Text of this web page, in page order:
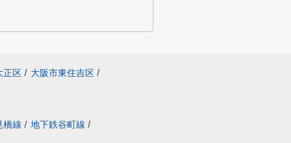
正区 / 大阪市東住吉区 /
橋線 / 地下鉄谷町線 /